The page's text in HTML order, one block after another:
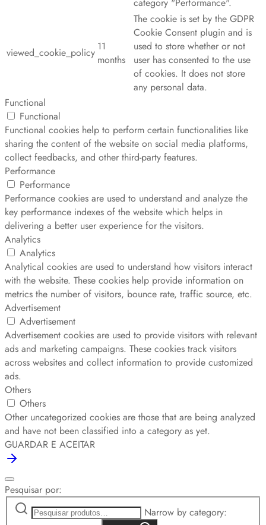
category "Performance".
viewed_cookie_policy 11
months
The cookie is set by the GDPR
Cookie Consent plugin and is
used to store whether or not
user has consented to the use
of cookies. It does not store
any personal data.
Functional
Functional
Functional cookies help to perform certain functionalities like
sharing the content of the website on social media platforms,
collect feedbacks, and other third-party features.
Performance
Performance
Performance cookies are used to understand and analyze the
key performance indexes of the website which helps in
delivering a better user experience for the visitors.
Analytics
Analytics
Analytical cookies are used to understand how visitors interact
with the website. These cookies help provide information on
metrics the number of visitors, bounce rate, traffic source, etc.
Advertisement
Advertisement
Advertisement cookies are used to provide visitors with relevant
ads and marketing campaigns. These cookies track visitors
across websites and collect information to provide customized
ads.
Others
Others
Other uncategorized cookies are those that are being analyzed
and have not been classified into a category as yet.
GUARDAR E ACEITAR
Pesquisar por:
Narrow by category: